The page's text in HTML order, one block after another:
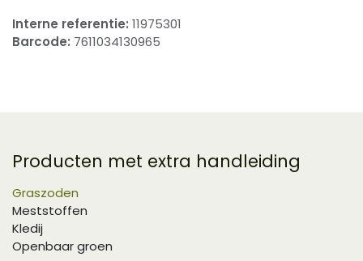
Interne referentie: 11975301
Barcode: 7611034130965
Producten met extra handleiding
Graszoden
Meststoffen
Kledij
Openbaar groen